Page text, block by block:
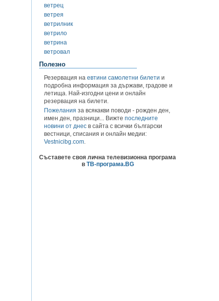
ветрец
ветрея
ветрилник
ветрило
ветрина
ветровал
Полезно
Резервация на евтини самолетни билети и
подробна информация за държави, градове и
летища. Най-изгодни цени и онлайн
резервация на билети.
Пожелания за всякакви поводи - рожден ден,
имен ден, празници... Вижте последните
новини от днес в сайта с всички български
вестници, списания и онлайн медии:
Vestnicibg.com.
Съставете своя лична телевизионна програма
в ТВ-програма.BG